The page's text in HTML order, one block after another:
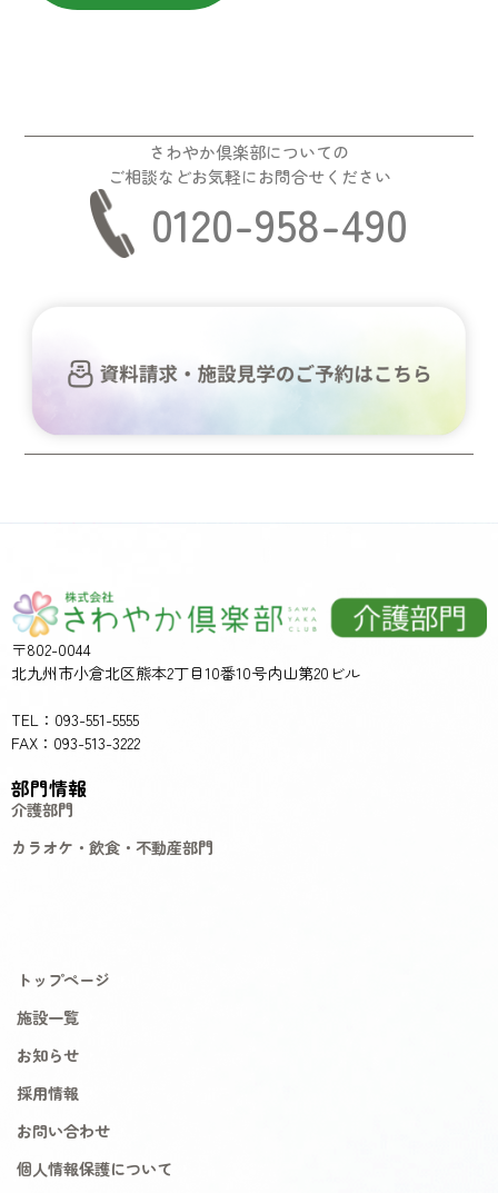
さわやか倶楽部についての
ご相談などお気軽にお問合せください
0120-958-490
〒802-0044
北九州市小倉北区熊本2丁目10番10号内山第20ビル
TEL：093-551-5555
FAX：093-513-3222
部門情報
介護部門
カラオケ・飲食・不動産部門
トップページ
施設一覧
お知らせ
採用情報
お問い合わせ
個人情報保護について